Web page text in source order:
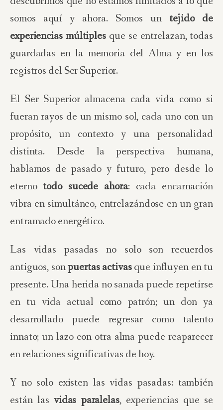
somos aquí y ahora. Somos un tejido de
experiencias múltiplesque se entrelazan, todas
guardadas en la memoria del Alma y en los
registros del Ser Superior.
El Ser Superior almacena cada vida como si
fueran rayos de un mismo sol, cada uno con un
propósito, un contexto y una personalidad
distinta. Desde la perspectiva humana,
hablamos de pasado y futuro, pero desde lo
eterno todo sucede ahora: cada encarnación
vibra en simultáneo, entrelazándose en un gran
entramado energético.
Las vidas pasadas no solo son recuerdos
antiguos, sonpuertas activasque influyen en tu
presente. Una herida no sanada puede repetirse
en tu vida actual como patrón; un don ya
desarrollado puede regresar como talento
innato; un lazo con otra alma puede reaparecer
en relaciones significativas de hoy.
Y no solo existen las vidas pasadas: también
están las vidas paralelas, experiencias que se